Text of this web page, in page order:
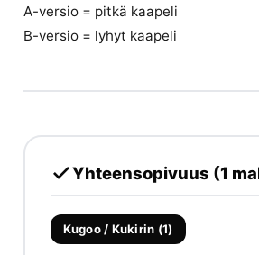
A-versio = pitkä kaapeli
B-versio = lyhyt kaapeli
Yhteensopivuus (1
Kugoo / Kukirin (1)